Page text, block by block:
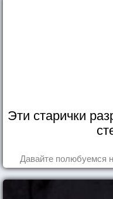
Эти старички
Давайте полюбуемся